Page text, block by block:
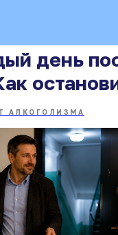
день
АЛКОГОЛИЗМА